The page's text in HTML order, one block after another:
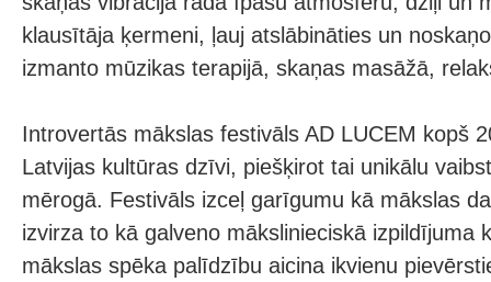
klausītāja ķermeni, ļauj atslābināties un
izmanto mūzikas terapijā, skaņas masāžā,
Introvertās mākslas festivāls AD LUCEM kopš
Latvijas kultūras dzīvi, piešķirot tai unikālu
mērogā. Festivāls izceļ garīgumu kā mākslas
izvirza to kā galveno mākslinieciskā izpildījuma
mākslas spēka palīdzību aicina ikvienu